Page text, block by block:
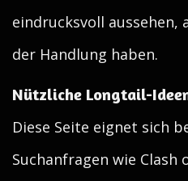
eindrucksvoll aussehen,
der Handlung haben.
Nützliche Longtail-
Diese Seite eignet sich
Suchanfragen wie Clash